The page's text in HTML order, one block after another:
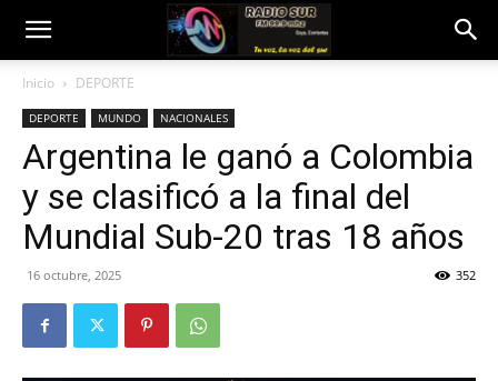
Inicio DEPORTE
DEPORTE MUNDO NACIONALES
Argentina le ganó a Colombia
y se clasificó a la final del
Mundial Sub-20 tras 18 años
16 octubre, 2025 352